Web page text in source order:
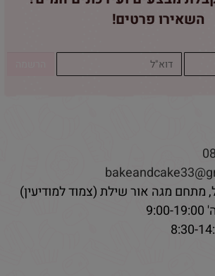
השאירו פרטים!
מתחם מגה אור שילת (צמוד למודיעין)